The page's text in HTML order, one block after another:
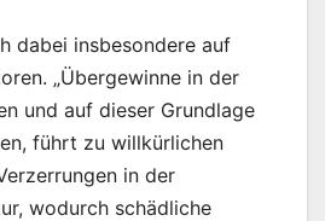
dabei insbesondere auf
„Übergewinne in der
und auf dieser Grundlage
führt zu willkürlichen
in der
wodurch schädliche